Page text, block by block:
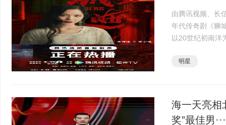
由腾讯视频、长
年代传奇剧《狮
以20世纪初南洋
小姐正式上线，
明星
海一天亮相
奖”最佳男···